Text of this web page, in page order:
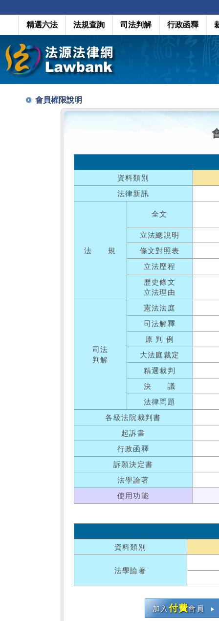
精選六法 法規查詢 司法判解 行政函釋
會員權限說明
資料類別
法律新訊
法 規
全文
立法總說明
條文對照表
立法歷程
歷史條文
立法理由
司法
判解
憲法法庭
司法解釋
原 判 例
大法庭裁定
精選裁判
決 議
法律問題
各級法院裁判書
起訴書
行政函釋
訴願決定書
法學論著
使用功能
資料類別
法學論著
加入付費會員